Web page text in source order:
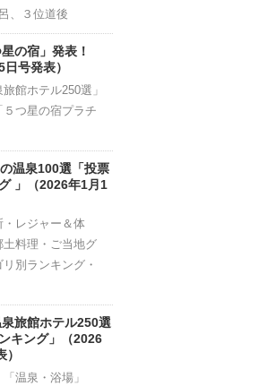
、３位道後
の宿」発表！
号発表）
館ホテル250選」
５つ星の宿プラチ
温泉100選「投票
」（2026年1月1
・レジャー＆体
料理・ご当地グ
別ランキング・
旅館ホテル250選
キング」（2026
温泉・浴場」